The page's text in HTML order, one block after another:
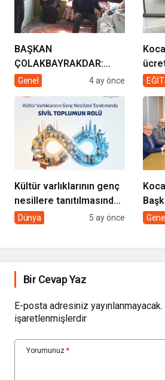
BAŞKAN
ÇOLAKBAYRAKDAR:
“EVDE SAĞLIK
GÖNÜLLERE
DOKUNUYORUZ”
Genel 4 ay önce
Kültür varlıklarının genç
nesillere tanıtılmasında
sivil toplumun rolü
Dünya 5 ay önce Genel
Bir Cevap Yaz
E-posta adresiniz yayınlanmayacak.
işaretlenmişlerdir
Yorumunuz *